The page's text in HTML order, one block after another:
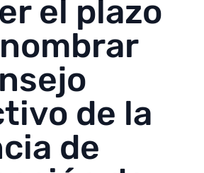
el plazo
de la
de